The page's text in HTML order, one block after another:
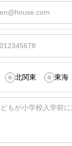
北関東 東海